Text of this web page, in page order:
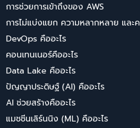
การช่วยการเข้าถึงของ AWS
การไม่แบ่งแยก ความหลากหลาย และ
DevOps คืออะไร
คอนเทนเนอร์คืออะไร
Data Lake คืออะไร
ปัญญาประดิษฐ์ (AI) คืออะไร
AI ช่วยสร้างคืออะไร
แมชชีนเลิร์นนิง (ML) คืออะไร